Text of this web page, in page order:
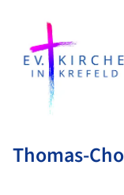
Thomas-